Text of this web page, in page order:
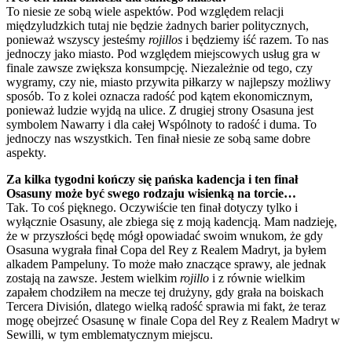
To niesie ze sobą wiele aspektów. Pod względem relacji
międzyludzkich tutaj nie będzie żadnych barier politycznych,
ponieważ wszyscy jesteśmy rojillos i będziemy iść razem. To nas
jednoczy jako miasto. Pod względem miejscowych usług gra w
finale zawsze zwiększa konsumpcję. Niezależnie od tego, czy
wygramy, czy nie, miasto przywita piłkarzy w najlepszy możliwy
sposób. To z kolei oznacza radość pod kątem ekonomicznym,
ponieważ ludzie wyjdą na ulice. Z drugiej strony Osasuna jest
symbolem Nawarry i dla całej Wspólnoty to radość i duma. To
jednoczy nas wszystkich. Ten finał niesie ze sobą same dobre
aspekty.
Za kilka tygodni kończy się pańska kadencja i ten finał
Osasuny może być swego rodzaju wisienką na torcie…
Tak. To coś pięknego. Oczywiście ten finał dotyczy tylko i
wyłącznie Osasuny, ale zbiega się z moją kadencją. Mam nadzieję,
że w przyszłości będę mógł opowiadać swoim wnukom, że gdy
Osasuna wygrała finał Copa del Rey z Realem Madryt, ja byłem
alkadem Pampeluny. To może mało znaczące sprawy, ale jednak
zostają na zawsze. Jestem wielkim rojillo i z równie wielkim
zapałem chodziłem na mecze tej drużyny, gdy grała na boiskach
Tercera División, dlatego wielką radość sprawia mi fakt, że teraz
mogę obejrzeć Osasunę w finale Copa del Rey z Realem Madryt w
Sewilli, w tym emblematycznym miejscu.